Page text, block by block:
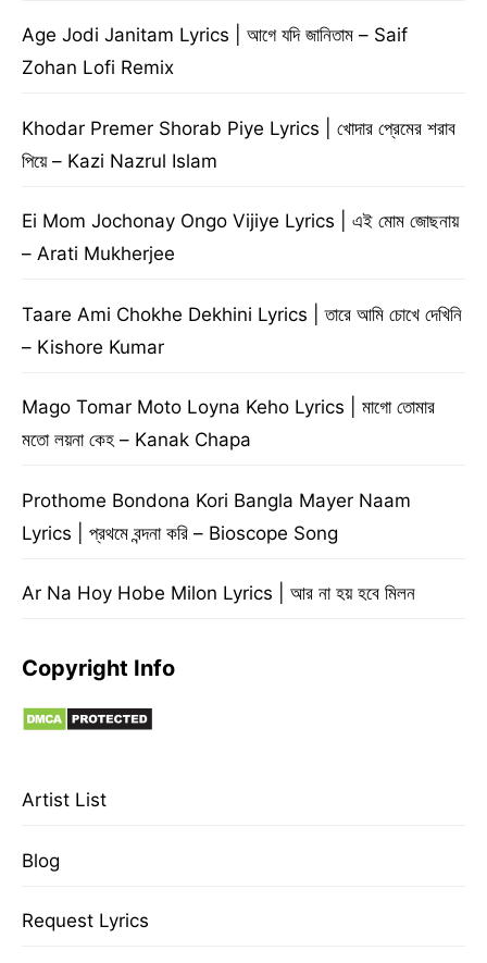
Age Jodi Janitam Lyrics | আগে যদি জানিতাম – Saif
Zohan Lofi Remix
Khodar Premer Shorab Piye Lyrics | খোদার প্রেমের শরাব
পিয়ে – Kazi Nazrul Islam
Ei Mom Jochonay Ongo Vijiye Lyrics | এই মোম জোছনায়
– Arati Mukherjee
Taare Ami Chokhe Dekhini Lyrics | তারে আমি চোখে দেখিনি
– Kishore Kumar
Mago Tomar Moto Loyna Keho Lyrics | মাগো তোমার
মতো লয়না কেহ – Kanak Chapa
Prothome Bondona Kori Bangla Mayer Naam
Lyrics | প্রথমে বন্দনা করি – Bioscope Song
Ar Na Hoy Hobe Milon Lyrics | আর না হয় হবে মিলন
Copyright Info
Artist List
Blog
Request Lyrics